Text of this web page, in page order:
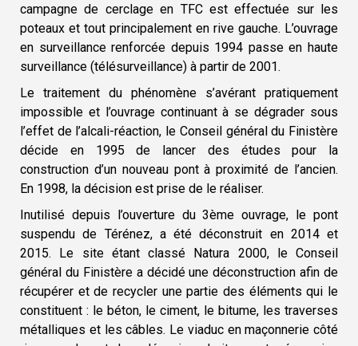
campagne de cerclage en TFC est effectuée sur les
poteaux et tout principalement en rive gauche. L’ouvrage
en surveillance renforcée depuis 1994 passe en haute
surveillance (télésurveillance) à partir de 2001.
Le traitement du phénomène s’avérant pratiquement
impossible et l’ouvrage continuant à se dégrader sous
l’effet de l’alcali-réaction, le Conseil général du Finistère
décide en 1995 de lancer des études pour la
construction d’un nouveau pont à proximité de l’ancien.
En 1998, la décision est prise de le réaliser.
Inutilisé depuis l’ouverture du 3ème ouvrage, le pont
suspendu de Térénez, a été déconstruit en 2014 et
2015. Le site étant classé Natura 2000, le Conseil
général du Finistère a décidé une déconstruction afin de
récupérer et de recycler une partie des éléments qui le
constituent : le béton, le ciment, le bitume, les traverses
métalliques et les câbles. Le viaduc en maçonnerie côté